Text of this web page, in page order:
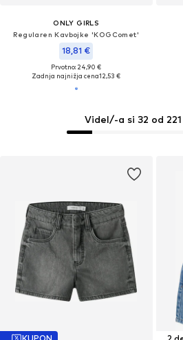
ONLY GIRLS
Regularen Kavbojke 'KOGComet'
18,81 €
Prvotno: 24,90 €
Zadnja najnižja cena12,53 €
Videl/-a si 32 od